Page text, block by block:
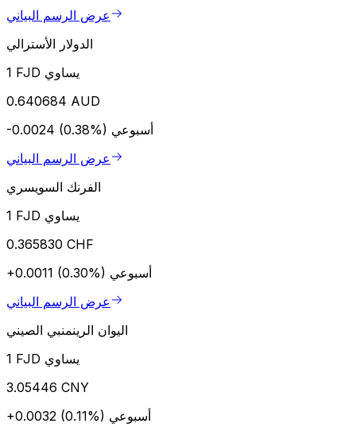
عرض الرسم البياني
الدولار الأسترالي
1 FJD يساوي
0.640684 AUD
-0.0024 (0.38%) أسبوعي
عرض الرسم البياني
الفرنك السويسري
1 FJD يساوي
0.365830 CHF
+0.0011 (0.30%) أسبوعي
عرض الرسم البياني
اليوان الرينمنبي الصيني
1 FJD يساوي
3.05446 CNY
+0.0032 (0.11%) أسبوعي